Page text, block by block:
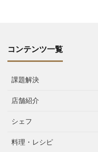
コンテンツ一覧
課題解決
店舗紹介
シェフ
料理・レシピ